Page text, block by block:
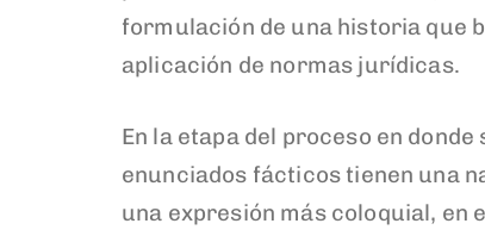
formulación de una historia que
aplicación de normas jurídicas.
En la etapa del proceso en
enunciados fácticos tienen una
una expresión más coloquial, en